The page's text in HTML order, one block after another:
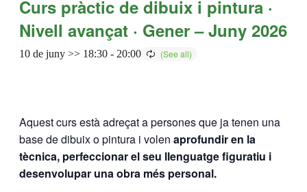
Curs pràctic de dibuix i pintura ·
Nivell avançat · Gener – Juny 2026
10 de juny >> 18:30 - 20:00
Aquest curs està adreçat a persones que ja tenen una
base de dibuix o pintura i volen aprofundir en la
tècnica, perfeccionar el seu llenguatge figuratiu i
desenvolupar una obra més personal.